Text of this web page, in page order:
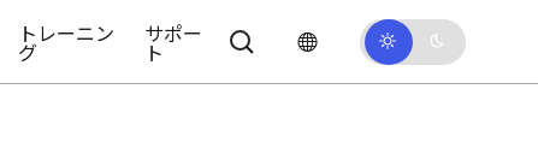
トレーニン
グ
サポー
ト